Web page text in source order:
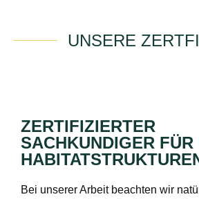
UNSERE
ZERTIFIZIERTER
SACHKUNDIGER FÜR
Bei unserer Arbeit beachten wir